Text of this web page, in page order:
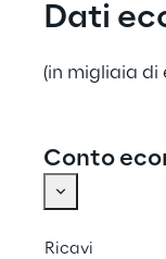
Dati
(in migliaia di
Conto
Ricavi